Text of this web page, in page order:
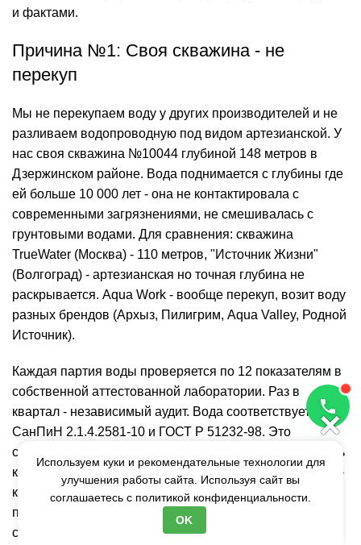
и фактами.
Причина №1: Своя скважина - не
перекуп
Мы не перекупаем воду у других производителей и не
разливаем водопроводную под видом артезианской. У
нас своя скважина №10044 глубиной 148 метров в
Дзержинском районе. Вода поднимается с глубины где
ей больше 10 000 лет - она не контактировала с
современными загрязнениями, не смешивалась с
грунтовыми водами. Для сравнения: скважина
TrueWater (Москва) - 110 метров, "Источник Жизни"
(Волгоград) - артезианская но точная глубина не
раскрывается. Aqua Work - вообще перекуп, возит воду
разных брендов (Архыз, Пилигрим, Aqua Valley, Родной
Источник).
Каждая партия воды проверяется по 12 показателям в
собственной аттестованной лаборатории. Раз в
квартал - независимый аудит. Вода соответствует
СанПиН 2.1.4.2581-10 и ГОСТ Р 51232-98. Это
столовая вода - можно пить без ограничений. Контроль
качества - каждый час. Не раз в день, не раз в неделю -
каждый час лаборант берёт пробу и проверяет 12
показателей: pH, жёсткость, минерализацию,
содержание кальция, магния, хлоридов, сульфатов,
×
Используем куки и рекомендательные технологии для
улучшения работы сайта. Используя сайт вы
соглашаетесь с политикой конфиденциальности.
OK